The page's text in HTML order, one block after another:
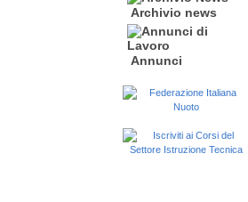
Archivio news
Annunci